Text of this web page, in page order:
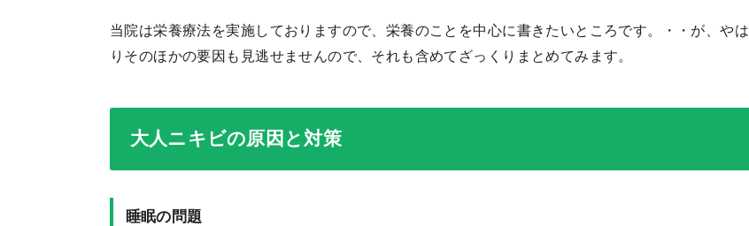
当院は栄養療法を実施しておりますので、栄養のことを中心に書きたいところです。・・が、やは
りそのほかの要因も見逃せませんので、それも含めてざっくりまとめてみます。
大人ニキビの原因と対策
睡眠の問題